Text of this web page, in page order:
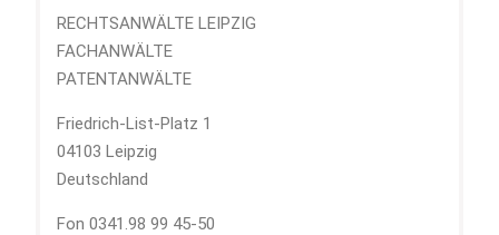
RECHTSANWÄLTE LEIPZIG
FACHANWÄLTE
PATENTANWÄLTE
Friedrich-List-Platz 1
04103 Leipzig
Deutschland
Fon 0341.98 99 45-50